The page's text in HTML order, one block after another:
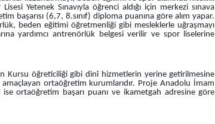
Yetenek Sınavıyla öğrenci aldığı için merkezi sınava
başarısı (6,7, 8.sınıf) diploma puanına göre alım yapar.
beden eğitimi öğretmenliği gibi mesleklerle uğraşmayı
yardımcı antrenörlük belgesi verilir ve spor liselerine
Kursu öğreticiliği gibi dinî hizmetlerin yerine getirilmesine
amaçlayan ortaöğretim kurumlarıdır. Proje Anadolu İmam
ortaöğretim başarı puanı ve ikametgah adresine göre